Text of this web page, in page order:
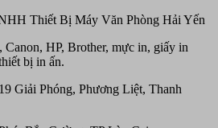
Thiết Bị Máy Văn Phòng Hải Yến
HP, Brother, mực in, giấy in
bị in ấn.
Giải Phóng, Phương Liệt, Thanh